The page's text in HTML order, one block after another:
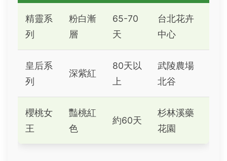
精靈系
列
粉白漸
層
65-70
天
台北花卉
中心
皇后系
列
深紫紅
80天以
上
武陵農場
北谷
櫻桃女
王
豔桃紅
色
約60天
杉林溪藥
花園